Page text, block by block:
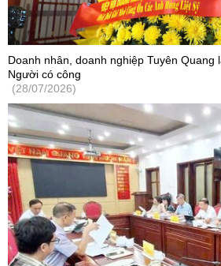
Doanh nhân, doanh nghiệp Tuyên Quang
Người có công
(28/07/2026)